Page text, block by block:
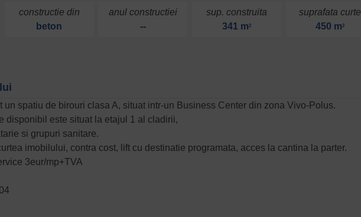
constructie din
beton
anul constructiei
--
sup. construita
341 m2
suprafata curte
450 m2
un spatiu de birouri clasa A, situat intr-un Business Center din zona Vivo-Polus.
disponibil este situat la etajul 1 al cladirii,
si grupuri sanitare.
imobilului, contra cost, lift cu destinatie programata, acces la cantina la parter.
3eur/mp+TVA